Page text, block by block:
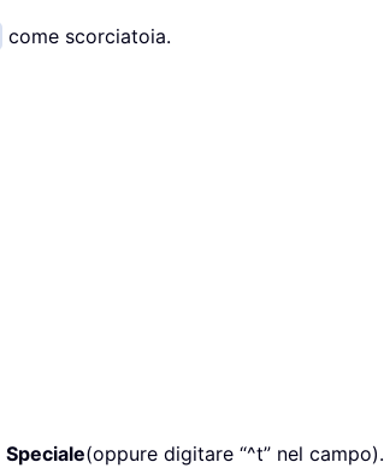
come scorciatoia.
Speciale(oppure digitare “^t” nel campo).